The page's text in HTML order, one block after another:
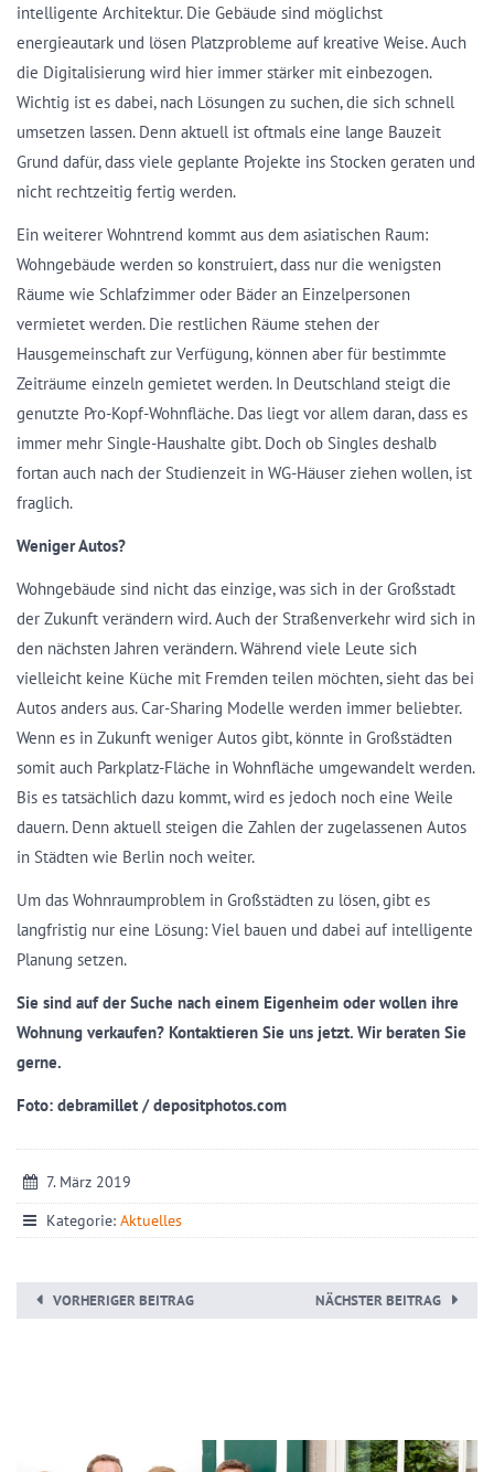
intelligente Architektur. Die Gebäude sind möglichst
energieautark und lösen Platzprobleme auf kreative Weise. Auch
die Digitalisierung wird hier immer stärker mit einbezogen.
Wichtig ist es dabei, nach Lösungen zu suchen, die sich schnell
umsetzen lassen. Denn aktuell ist oftmals eine lange Bauzeit
Grund dafür, dass viele geplante Projekte ins Stocken geraten und
nicht rechtzeitig fertig werden.
Ein weiterer Wohntrend kommt aus dem asiatischen Raum:
Wohngebäude werden so konstruiert, dass nur die wenigsten
Räume wie Schlafzimmer oder Bäder an Einzelpersonen
vermietet werden. Die restlichen Räume stehen der
Hausgemeinschaft ­­zur Verfügung, können aber für bestimmte
Zeiträume einzeln gemietet werden. In Deutschland steigt die
genutzte Pro-Kopf-Wohnfläche. Das liegt vor allem daran, dass es
immer mehr Single-Haushalte gibt. Doch ob Singles deshalb
fortan auch nach der Studienzeit in WG-Häuser ziehen wollen, ist
fraglich.
Weniger Autos?
Wohngebäude sind nicht das einzige, was sich in der Großstadt
der Zukunft verändern wird. Auch der Straßenverkehr wird sich in
den nächsten Jahren verändern. Während viele Leute sich
vielleicht keine Küche mit Fremden teilen möchten, sieht das bei
Autos anders aus. Car-Sharing Modelle werden immer beliebter.
Wenn es in Zukunft weniger Autos gibt, könnte in Großstädten
somit auch Parkplatz-Fläche in Wohnfläche umgewandelt werden.
Bis es tatsächlich dazu kommt, wird es jedoch noch eine Weile
dauern. Denn aktuell steigen die Zahlen der zugelassenen Autos
in Städten wie Berlin noch weiter.
Um das Wohnraumproblem in Großstädten zu lösen, gibt es
langfristig nur eine Lösung: Viel bauen und dabei auf intelligente
Planung setzen.
Sie sind auf der Suche nach einem Eigenheim oder wollen ihre
Wohnung verkaufen? Kontaktieren Sie uns jetzt. Wir beraten Sie
gerne.
Foto: debramillet / depositphotos.com
7. März 2019
Kategorie: Aktuelles
VORHERIGER BEITRAG NÄCHSTER BEITRAG